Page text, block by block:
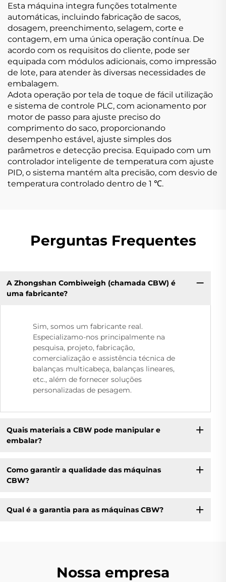
Esta máquina integra funções totalmente
automáticas, incluindo fabricação de sacos,
dosagem, preenchimento, selagem, corte e
contagem, em uma única operação contínua. De
acordo com os requisitos do cliente, pode ser
equipada com módulos adicionais, como impressão
de lote, para atender às diversas necessidades de
embalagem.
Adota operação por tela de toque de fácil utilização
e sistema de controle PLC, com acionamento por
motor de passo para ajuste preciso do
comprimento do saco, proporcionando
desempenho estável, ajuste simples dos
parâmetros e detecção precisa. Equipado com um
controlador inteligente de temperatura com ajuste
PID, o sistema mantém alta precisão, com desvio de
temperatura controlado dentro de 1 ℃.
Perguntas Frequentes
A Zhongshan Combiweigh (chamada CBW) é
uma fabricante?
Sim, somos um fabricante real.
Especializamo-nos principalmente na
pesquisa, projeto, fabricação,
comercialização e assistência técnica de
balanças multicabeça, balanças lineares,
etc., além de fornecer soluções
personalizadas de pesagem.
Quais materiais a CBW pode manipular e
embalar?
Como garantir a qualidade das máquinas
CBW?
Qual é a garantia para as máquinas CBW?
Nossa empresa